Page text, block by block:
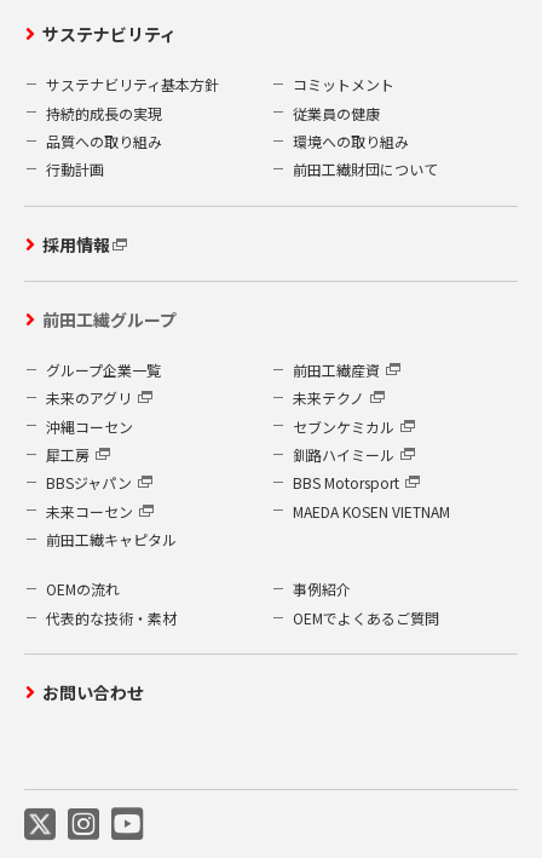
サステナビリティ
サステナビリティ基本方針
コミットメント
持続的成長の実現
従業員の健康
品質への取り組み
環境への取り組み
行動計画
前田工繊財団について
採用情報
前田工繊グループ
グループ企業一覧
前田工繊産資
未来のアグリ
未来テクノ
沖縄コーセン
セブンケミカル
犀工房
釧路ハイミール
BBSジャパン
BBS Motorsport
未来コーセン
MAEDA KOSEN VIETNAM
前田工繊キャピタル
OEMの流れ
事例紹介
代表的な技術・素材
OEMでよくあるご質問
お問い合わせ